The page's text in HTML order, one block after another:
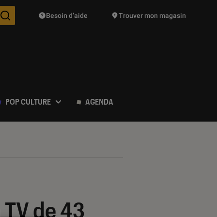
Des suggestions de produits vont vous être proposées
Besoin d’aide Trouver mon magasin
POP CULTURE AGENDA
de 43